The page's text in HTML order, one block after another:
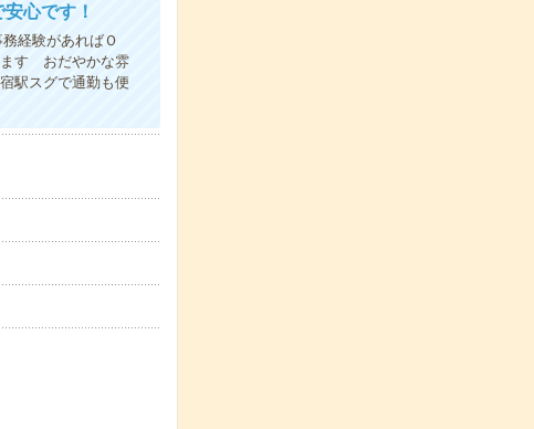
心です！
経験があればＯ
ます おだやかな雰
スグで通勤も便